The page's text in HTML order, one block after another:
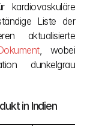
kardiovaskuläre
Liste der
aktualisierte
, wobei
dunkelgrau
in Indien